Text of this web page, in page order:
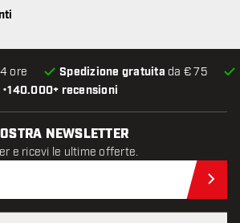
•140.000+ recensioni
ore Spedizione gratuita da € 75
NEWSLETTER
e ricevi le ultime offerte.